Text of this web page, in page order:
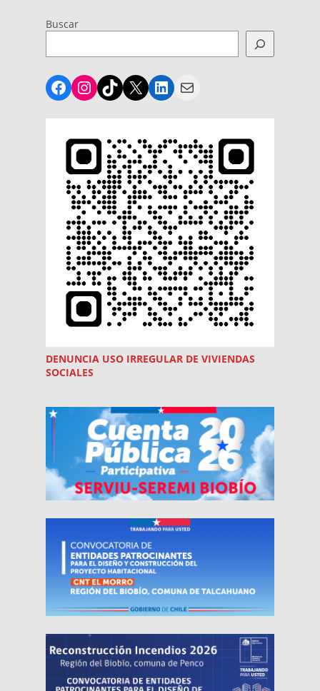
Buscar
Facebook
Instagram
TikTok
X LinkedIn
Mail
DENUNCIA USO IRREGULAR DE VIVIENDAS
SOCIALES